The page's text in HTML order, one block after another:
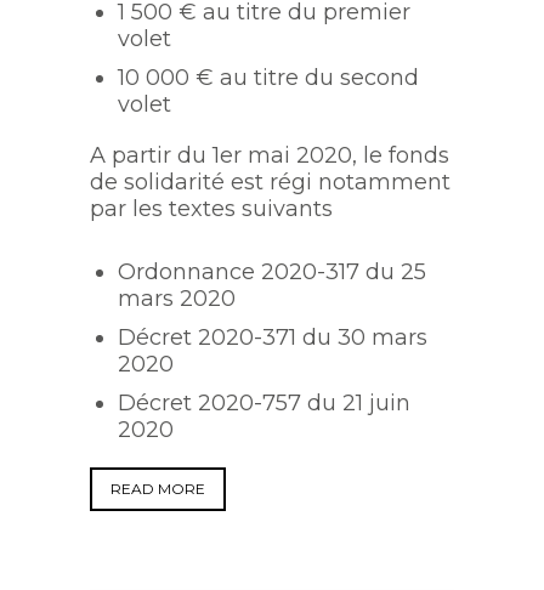
1 500 € au titre du premier
volet
10 000 € au titre du second
volet
A partir du 1er mai 2020, le fonds
de solidarité est régi notamment
par les textes suivants
Ordonnance 2020-317 du 25
mars 2020
Décret 2020-371 du 30 mars
2020
Décret 2020-757 du 21 juin
2020
READ MORE